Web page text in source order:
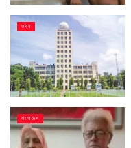
তথ্য
বাংলাদেশ